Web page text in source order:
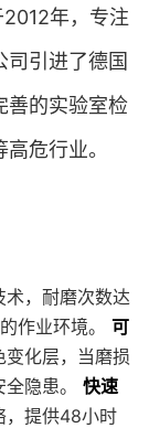
年，专注
司引进了德国
善的实验室检
危行业。
术，耐磨次数达
作业环境。 可
变化层，当磨损
隐患。 快速
，提供48小时